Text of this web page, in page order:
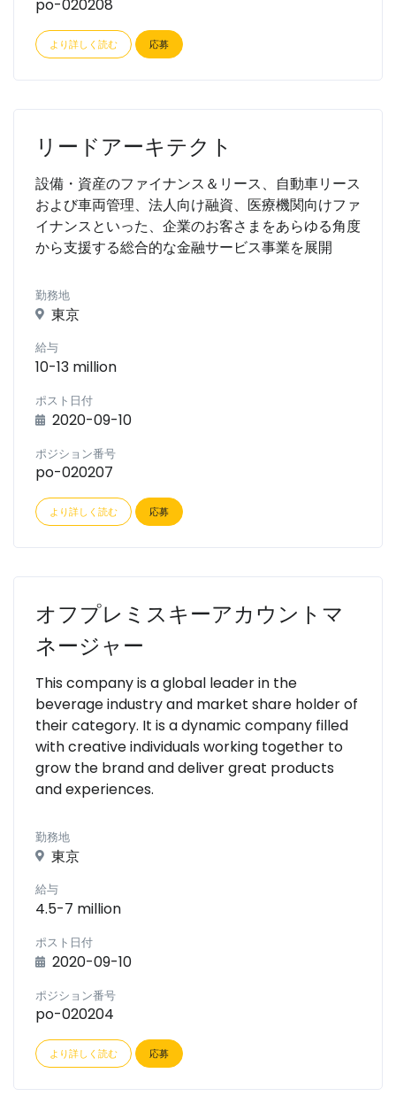
po-020208
より詳しく読む 応募
リードアーキテクト
設備・資産のファイナンス＆リース、自動車リース
および車両管理、法人向け融資、医療機関向けファ
イナンスといった、企業のお客さまをあらゆる角度
から支援する総合的な金融サービス事業を展開
勤務地
東京
給与
10-13 million
ポスト日付
2020-09-10
ポジション番号
po-020207
より詳しく読む 応募
オフプレミスキーアカウントマ
ネージャー
This company is a global leader in the
beverage industry and market share holder of
their category. It is a dynamic company filled
with creative individuals working together to
grow the brand and deliver great products
and experiences.
勤務地
東京
給与
4.5-7 million
ポスト日付
2020-09-10
ポジション番号
po-020204
より詳しく読む 応募